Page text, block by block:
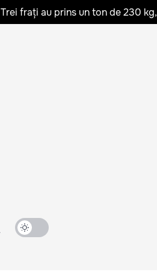
Trei frați au prins un ton de 230